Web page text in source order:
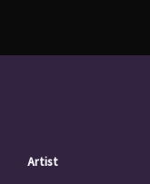
Artist